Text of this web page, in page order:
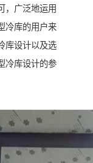
，广泛地运用
冷库的用户来
库设计以及选
冷库设计的参